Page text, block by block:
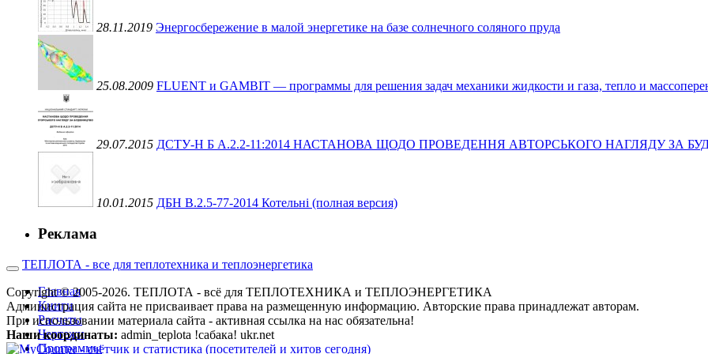
28.11.2019 Энергосбережение в малой энергетике на базе солнечного соляного пруда
25.08.2009 FLUENT и GAMBIT — программы для решения задач механики жидкости и газа, тепло и
29.07.2015 ДСТУ-Н Б А.2.2-11:2014 НАСТАНОВА ЩОДО ПРОВЕДЕННЯ АВТОРСЬКОГО НАГЛЯДУ ЗА
10.01.2015 ДБН В.2.5-77-2014 Котельні (полная версия)
Реклама
ТЕПЛОТА - все для теплотехника и теплоэнергетика
Главная
Книги
Расчеты
Чертежи
Программы
Copyright © 2005-2026. ТЕПЛОТА - всё для ТЕПЛОТЕХНИКА и ТЕПЛОЭНЕРГЕТИКА
Администрация сайта не присваивает права на размещенную информацию. Авторские права принадлежат авторам.
При использовании материала сайта - активная ссылка на нас обязательна!
Наши координаты: admin_teplota !сабака! ukr.net